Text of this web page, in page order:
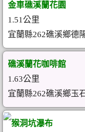
金車礁溪蘭花園
1.51公里
宜蘭縣262礁溪鄉德
礁溪蘭花咖啡館
1.63公里
宜蘭縣262礁溪鄉玉
猴洞坑瀑布